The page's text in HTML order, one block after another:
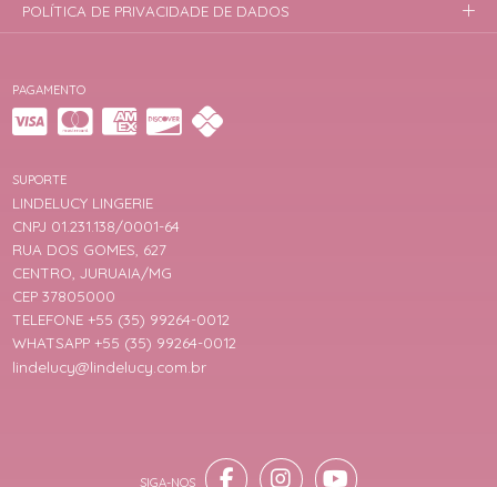
PAGAMENTO
SUPORTE
LINDELUCY LINGERIE
CNPJ 01.231.138/0001-64
RUA DOS GOMES, 627
CENTRO, JURUAIA/MG
CEP 37805000
TELEFONE +55 (35) 99264-0012
WHATSAPP +55 (35) 99264-0012
lindelucy@lindelucy.com.br
POLÍTICA DE PRIVACIDADE DE DADOS